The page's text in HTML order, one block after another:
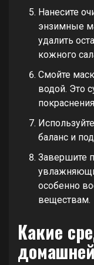
Нанесите
энзимные
удалить
кожного
Смойте
водой. Это
баланс и
Завершите
особенно
веществам.
Какие